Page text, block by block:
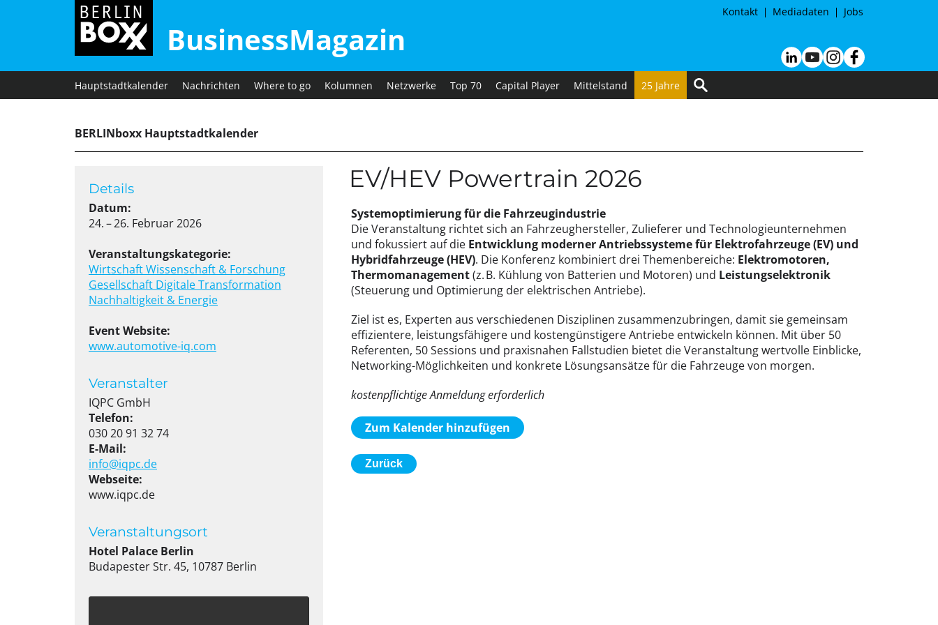
BusinessMagazin
Kontakt Mediadaten Jobs
Hauptstadtkalender Nachrichten Where to go Kolumnen Netzwerke Top 70 Capital Player Mittelstand 25 Jahre
BERLINboxx Hauptstadtkalender
Details
Datum:
24. – 26. Februar 2026
Veranstaltungskategorie:
WirtschaftWissenschaft & Forschung
Gesellschaft Digitale Transformation
Nachhaltigkeit & Energie
Event Website:
www.automotive-iq.com
Veranstalter
IQPC GmbH
Telefon:
030 20 91 32 74
E-Mail:
info@iqpc.de
Webseite:
www.iqpc.de
Veranstaltungsort
Hotel Palace Berlin
Budapester Str. 45, 10787 Berlin
EV/HEV Powertrain 2026
Systemoptimierung für die Fahrzeugindustrie
Die Veranstaltung richtet sich an Fahrzeughersteller, Zulieferer und Technologieunternehmen
und fokussiert auf dieEntwicklung moderner Antriebssysteme für Elektrofahrzeuge (EV) und
Hybridfahrzeuge (HEV). Die Konferenz kombiniert drei Themenbereiche: Elektromotoren,
Thermomanagement(z. B. Kühlung von Batterien und Motoren) und Leistungselektronik
(Steuerung und Optimierung der elektrischen Antriebe).
Ziel ist es, Experten aus verschiedenen Disziplinen zusammenzubringen, damit sie gemeinsam
effizientere, leistungsfähigere und kostengünstigere Antriebe entwickeln können. Mit über 50
Referenten, 50 Sessions und praxisnahen Fallstudien bietet die Veranstaltung wertvolle Einblicke,
Networking-Möglichkeiten und konkrete Lösungsansätze für die Fahrzeuge von morgen.
kostenpflichtige Anmeldung erforderlich
Zum Kalender hinzufügen
Zurück